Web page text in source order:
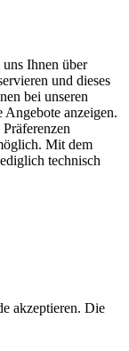
Ihnen über
und dieses
bei unseren
Angebote anzeigen.
Mit dem
technisch
akzeptieren. Die